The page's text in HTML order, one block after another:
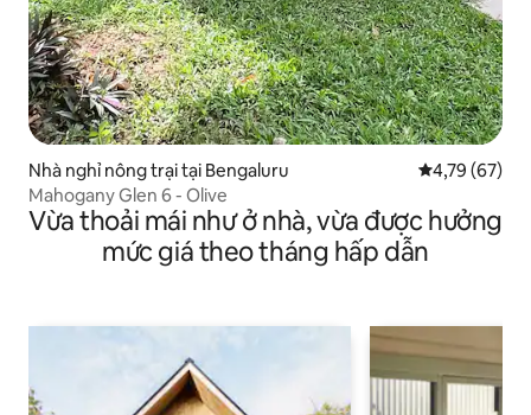
Nhà nghỉ nông trại tại Bengaluru Xếp hạng
4,79 (67)
Mahogany Glen 6 - Olive
Vừa thoải mái như ở nhà, vừa được hưởng
mức giá theo tháng hấp dẫn